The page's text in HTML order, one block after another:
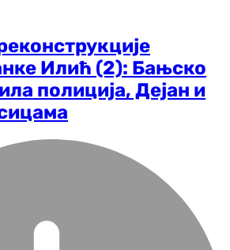
Илић (2): Бањско
полиција, Дејан и